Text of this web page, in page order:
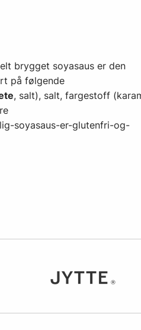
brygget soyasaus er den
på følgende
, salt), salt, fargestoff
soyasaus-er-glutenfri-og-